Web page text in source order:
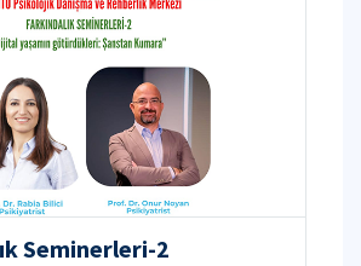
Seminerleri-2